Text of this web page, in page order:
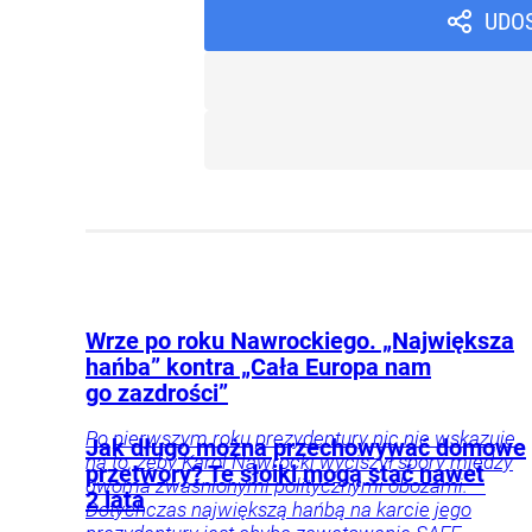
Wrze po roku Nawrockiego. „Największa
hańba” kontra „Cała Europa nam
go zazdrości”
Po pierwszym roku prezydentury nic nie wskazuje
na to, żeby Karol Nawrocki wyciszył spory między
dwoma zwaśnionymi politycznymi obozami. –
Dotychczas największą hańbą na karcie jego
Jak długo można przechowywać domowe
przetwory? Te słoiki mogą stać nawet
2 lata